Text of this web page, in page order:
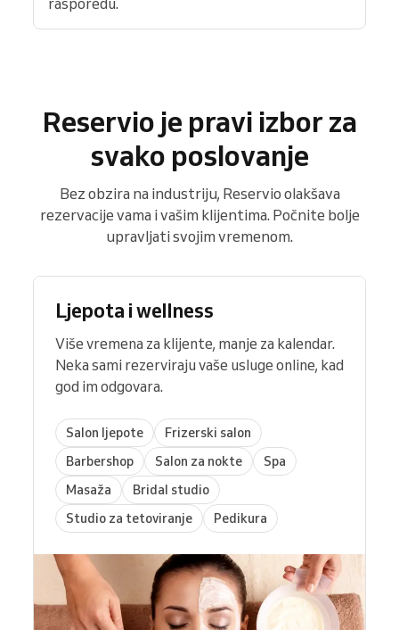
rasporedu.
Reservio je pravi izbor za
svako poslovanje
Bez obzira na industriju, Reservio olakšava
rezervacije vama i vašim klijentima. Počnite bolje
upravljati svojim vremenom.
Ljepota i wellness
Više vremena za klijente, manje za kalendar.
Neka sami rezerviraju vaše usluge online, kad
god im odgovara.
Salon ljepote
Frizerski salon
Barbershop
Salon za nokte
Spa
Masaža
Bridal studio
Studio za tetoviranje
Pedikura